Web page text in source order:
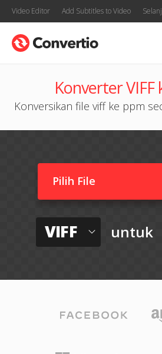
Video Editor Add Subtitles to Video
Konverter VIFF
Konversikan file viff ke ppm
Pilih File
VIFF untuk